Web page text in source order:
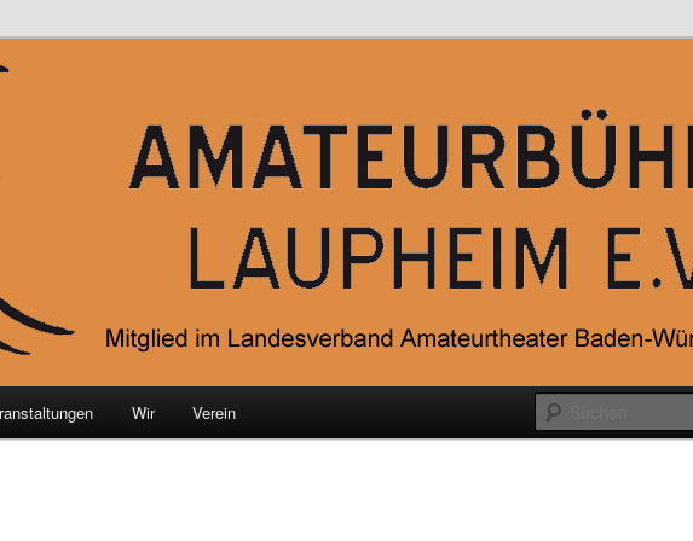
Laupheim e.V.
Baden-Würgtemberg e.V.
Wir Verein